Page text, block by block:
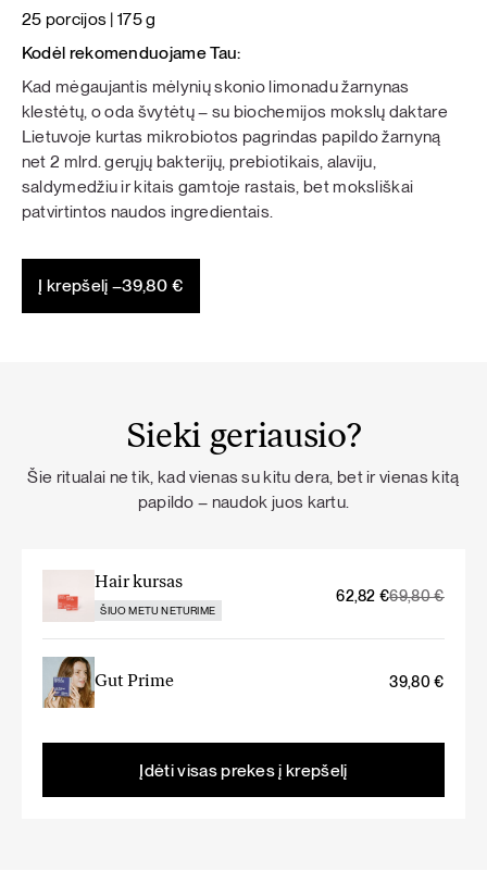
25 porcijos | 175 g
Kodėl rekomenduojame Tau:
Kad mėgaujantis mėlynių skonio limonadu žarnynas
klestėtų, o oda švytėtų – su biochemijos mokslų daktare
Lietuvoje kurtas mikrobiotos pagrindas papildo žarnyną
net 2 mlrd. gerųjų bakterijų, prebiotikais, alaviju,
saldymedžiu ir kitais gamtoje rastais, bet moksliškai
patvirtintos naudos ingredientais.
Į krepšelį –39,80€
Sieki geriausio?
Šie ritualai ne tik, kad vienas su kitu dera, bet ir vienas kitą
papildo – naudok juos kartu.
Hair kursas
ŠIUO METU NETURIME
69,80€
Original
was:
62,82€
Current
is:
Gut Prime
39,80€
Įdėti visas prekes į krepšelį